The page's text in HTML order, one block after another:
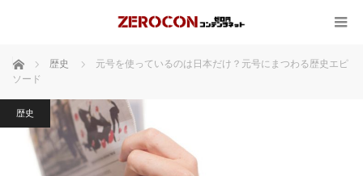
ホーム 歴史
元号を使っているのは日本だけ？元号にまつわる歴史エピ
ソード
歴史